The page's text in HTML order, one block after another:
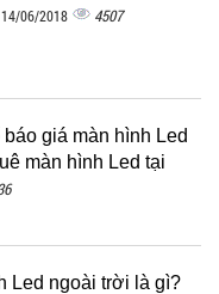
14/06/2018 4507
giá màn hình Led
màn hình Led tại
Led ngoài trời là gì?